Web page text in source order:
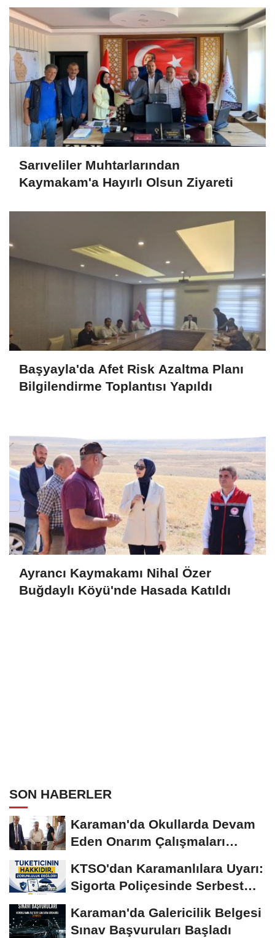
Sarıveliler Muhtarlarından
Kaymakam'a Hayırlı Olsun Ziyareti
Başyayla'da Afet Risk Azaltma Planı
Bilgilendirme Toplantısı Yapıldı
Ayrancı Kaymakamı Nihal Özer
Buğdaylı Köyü'nde Hasada Katıldı
SON HABERLER
Karaman'da Okullarda Devam
Eden Onarım Çalışmaları
KTSO'dan Karamanlılara Uyarı:
Sigorta Poliçesinde Serbest
Karaman'da Galericilik Belgesi
Sınav Başvuruları Başladı